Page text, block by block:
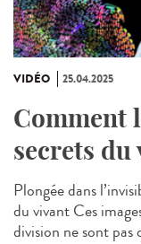
VIDÉO 25.04.2025
Comment
secrets du
Plongée dans
du vivant Ces
division ne sont pas